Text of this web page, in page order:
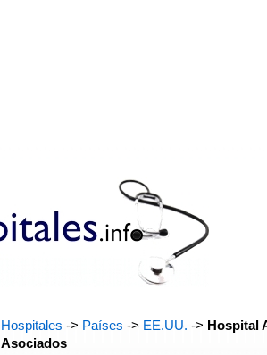
Hospitales -> Países -> EE.UU. -> Hospital
Asociados